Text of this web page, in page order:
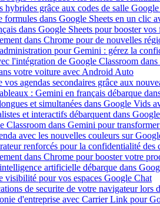
hybrides grâce aux codes de salle
formules dans Google Sheets en un clic
dans Google Sheets pour booster vos
dans Chrome pour de nouvelles
pour Gemini : gérez la
l'intégration de Google Classroom
votre voiture avec Android Auto
agendas secondaires grâce aux
: Gemini en français débarque
et simultanées dans Google Vids
et interactifs débarquent dans
Classroom dans Gemini pour
avec les nouvelles couleurs sur
renforcés pour la confidentialité des
dans Chrome pour booster votre
artificielle débarque dans
visibilité pour vos espaces Google Chat
de securite de votre navigateur lors
d'entreprise avec Carrier Link pour